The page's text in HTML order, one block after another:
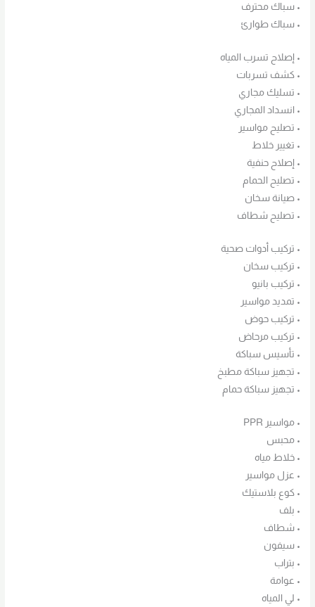
• سباك محترف
• سباك طوارئ
• إصلاح تسرب المياه
• كشف تسربات
• تسليك مجاري
• انسداد المجاري
• تصليح مواسير
• تغيير خلاط
• إصلاح حنفية
• تصليح الحمام
• صيانة سخان
• تصليح شطاف
• تركيب أدوات صحية
• تركيب سخان
• تركيب بانيو
• تمديد مواسير
• تركيب حوض
• تركيب مرحاض
• تأسيس سباكة
• تجهيز سباكة مطبخ
• تجهيز سباكة حمام
• مواسير PPR
• محبس
• خلاط مياه
• عزل مواسير
• كوع بلاستيك
• بلف
• شطاف
• سيفون
• بتراب
• عوامة
• لي المياه